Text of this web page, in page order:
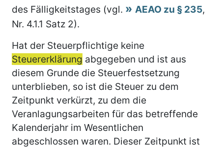
des Fälligkeitstages (vgl.
AEAO zu § 235,
Nr. 4.1.1 Satz 2).
Hat der Steuerpflichtige keine
Steuererklärung abgegeben und ist aus
diesem Grunde die Steuerfestsetzung
unterblieben, so ist die Steuer zu dem
Zeitpunkt verkürzt, zu dem die
Veranlagungsarbeiten für das betreffende
Kalenderjahr im Wesentlichen
abgeschlossen waren. Dieser Zeitpunkt ist